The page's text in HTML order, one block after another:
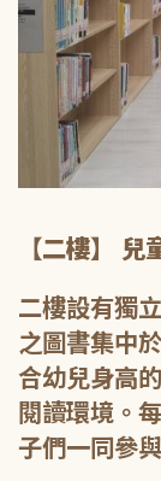
【二樓】 兒
二樓設有獨
之圖書集中
合幼兒身高
閱讀環境。
子們一同參